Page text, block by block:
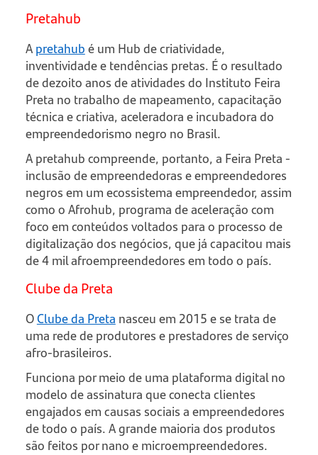
Pretahub
Apretahubé um Hub de criatividade,
inventividade e tendências pretas. É o resultado
de dezoito anos de atividades do Instituto Feira
Preta no trabalho de mapeamento, capacitação
técnica e criativa, aceleradora e incubadora do
empreendedorismo negro no Brasil.
A pretahub compreende, portanto, a Feira Preta -
inclusão de empreendedoras e empreendedores
negros em um ecossistema empreendedor, assim
como o Afrohub, programa de aceleração com
foco em conteúdos voltados para o processo de
digitalização dos negócios, que já capacitou mais
de 4 mil afroempreendedores em todo o país.
Clube da Preta
OClube da Preta nasceu em 2015 e se trata de
uma rede de produtores e prestadores de serviço
afro-brasileiros.
Funciona por meio de uma plataforma digital no
modelo de assinatura que conecta clientes
engajados em causas sociais a empreendedores
de todo o país. A grande maioria dos produtos
são feitos por nano e microempreendedores.